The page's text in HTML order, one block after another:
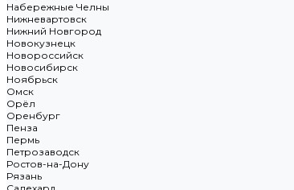
Набережные Челны
Нижневартовск
Нижний Новгород
Новокузнецк
Новороссийск
Новосибирск
Ноябрьск
Омск
Орёл
Оренбург
Пенза
Пермь
Петрозаводск
Ростов-на-Дону
Рязань